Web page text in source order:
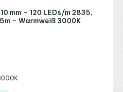
mm – 120 LEDs/m 2835,
– Warmweiß 3000K